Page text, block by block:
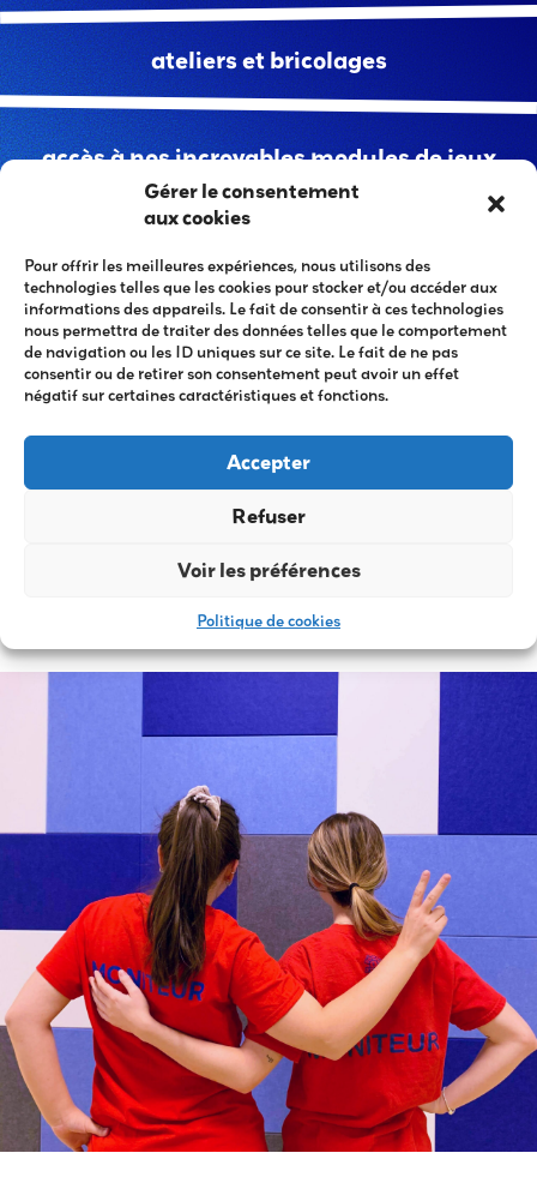
Gérer le consentement
aux cookies
Pour offrir les meilleures expériences, nous utilisons des
technologies telles que les cookies pour stocker et/ou accéder aux
informations des appareils. Le fait de consentir à ces technologies
nous permettra de traiter des données telles que le comportement
de navigation ou les ID uniques sur ce site. Le fait de ne pas
consentir ou de retirer son consentement peut avoir un effet
négatif sur certaines caractéristiques et fonctions.
Accepter
Refuser
Voir les préférences
Politique de cookies
ateliers et bricolages
accès à nos incroyables modules de jeux
trampolines bungee
jeux extérieurs
activités surprises
INSCRIPTION EN LIGNE